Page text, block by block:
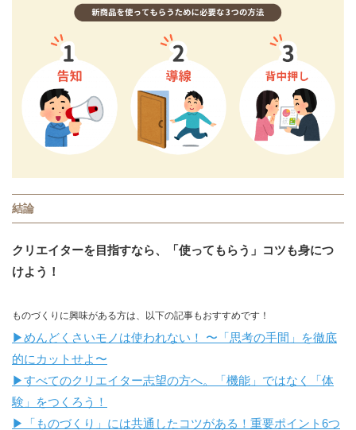
結論
クリエイターを目指すなら、「使ってもらう」コツも身につ
けよう！
ものづくりに興味がある方は、以下の記事もおすすめです！
▶︎めんどくさいモノは使われない！ 〜「思考の手間」を徹底
的にカットせよ〜
▶︎すべてのクリエイター志望の方へ。「機能」ではなく「体
験」をつくろう！
▶︎「ものづくり」には共通したコツがある！重要ポイント6つ